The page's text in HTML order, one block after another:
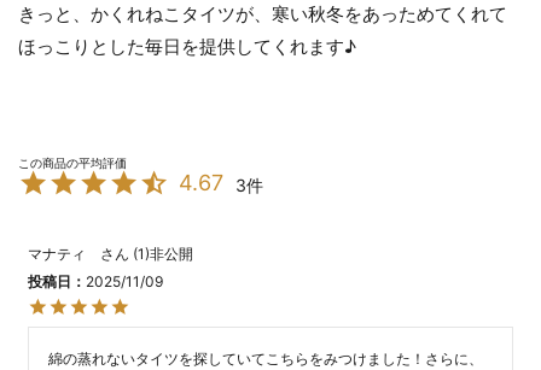
きっと、かくれねこタイツが、寒い秋冬をあっためてくれて
ほっこりとした毎日を提供してくれます♪
4.67 3
マナティ 1 非公開
投稿日
2025/11/09
綿の蒸れないタイツを探していてこちらをみつけました！さらに、